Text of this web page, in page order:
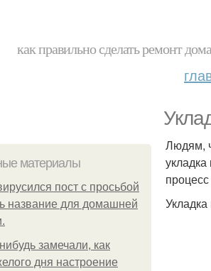
как правильно сделать ремонт
материалы
пост с просьбой
название для домашней
замечали, как
дня настроение
Людям,